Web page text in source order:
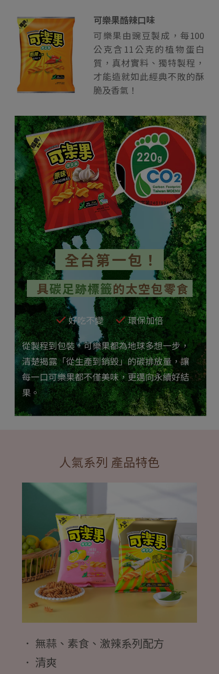
可樂果酷辣口味
可樂果由豌豆製成，每100
公克含11公克的植物蛋白
質，真材實料、獨特製程，
才能造就如此經典不敗的酥
脆及香氣！
全台第一包！
具碳足跡標籤的太空包零食
好吃不變
環保加倍
從製程到包裝，可樂果都為地球多想一步，
清楚揭露「從生產到銷毀」的碳排放量，讓
每一口可樂果都不僅美味，更邁向永續好結
果。
人氣系列 產品特色
． 無蒜、素食、激辣系列配方
． 清爽